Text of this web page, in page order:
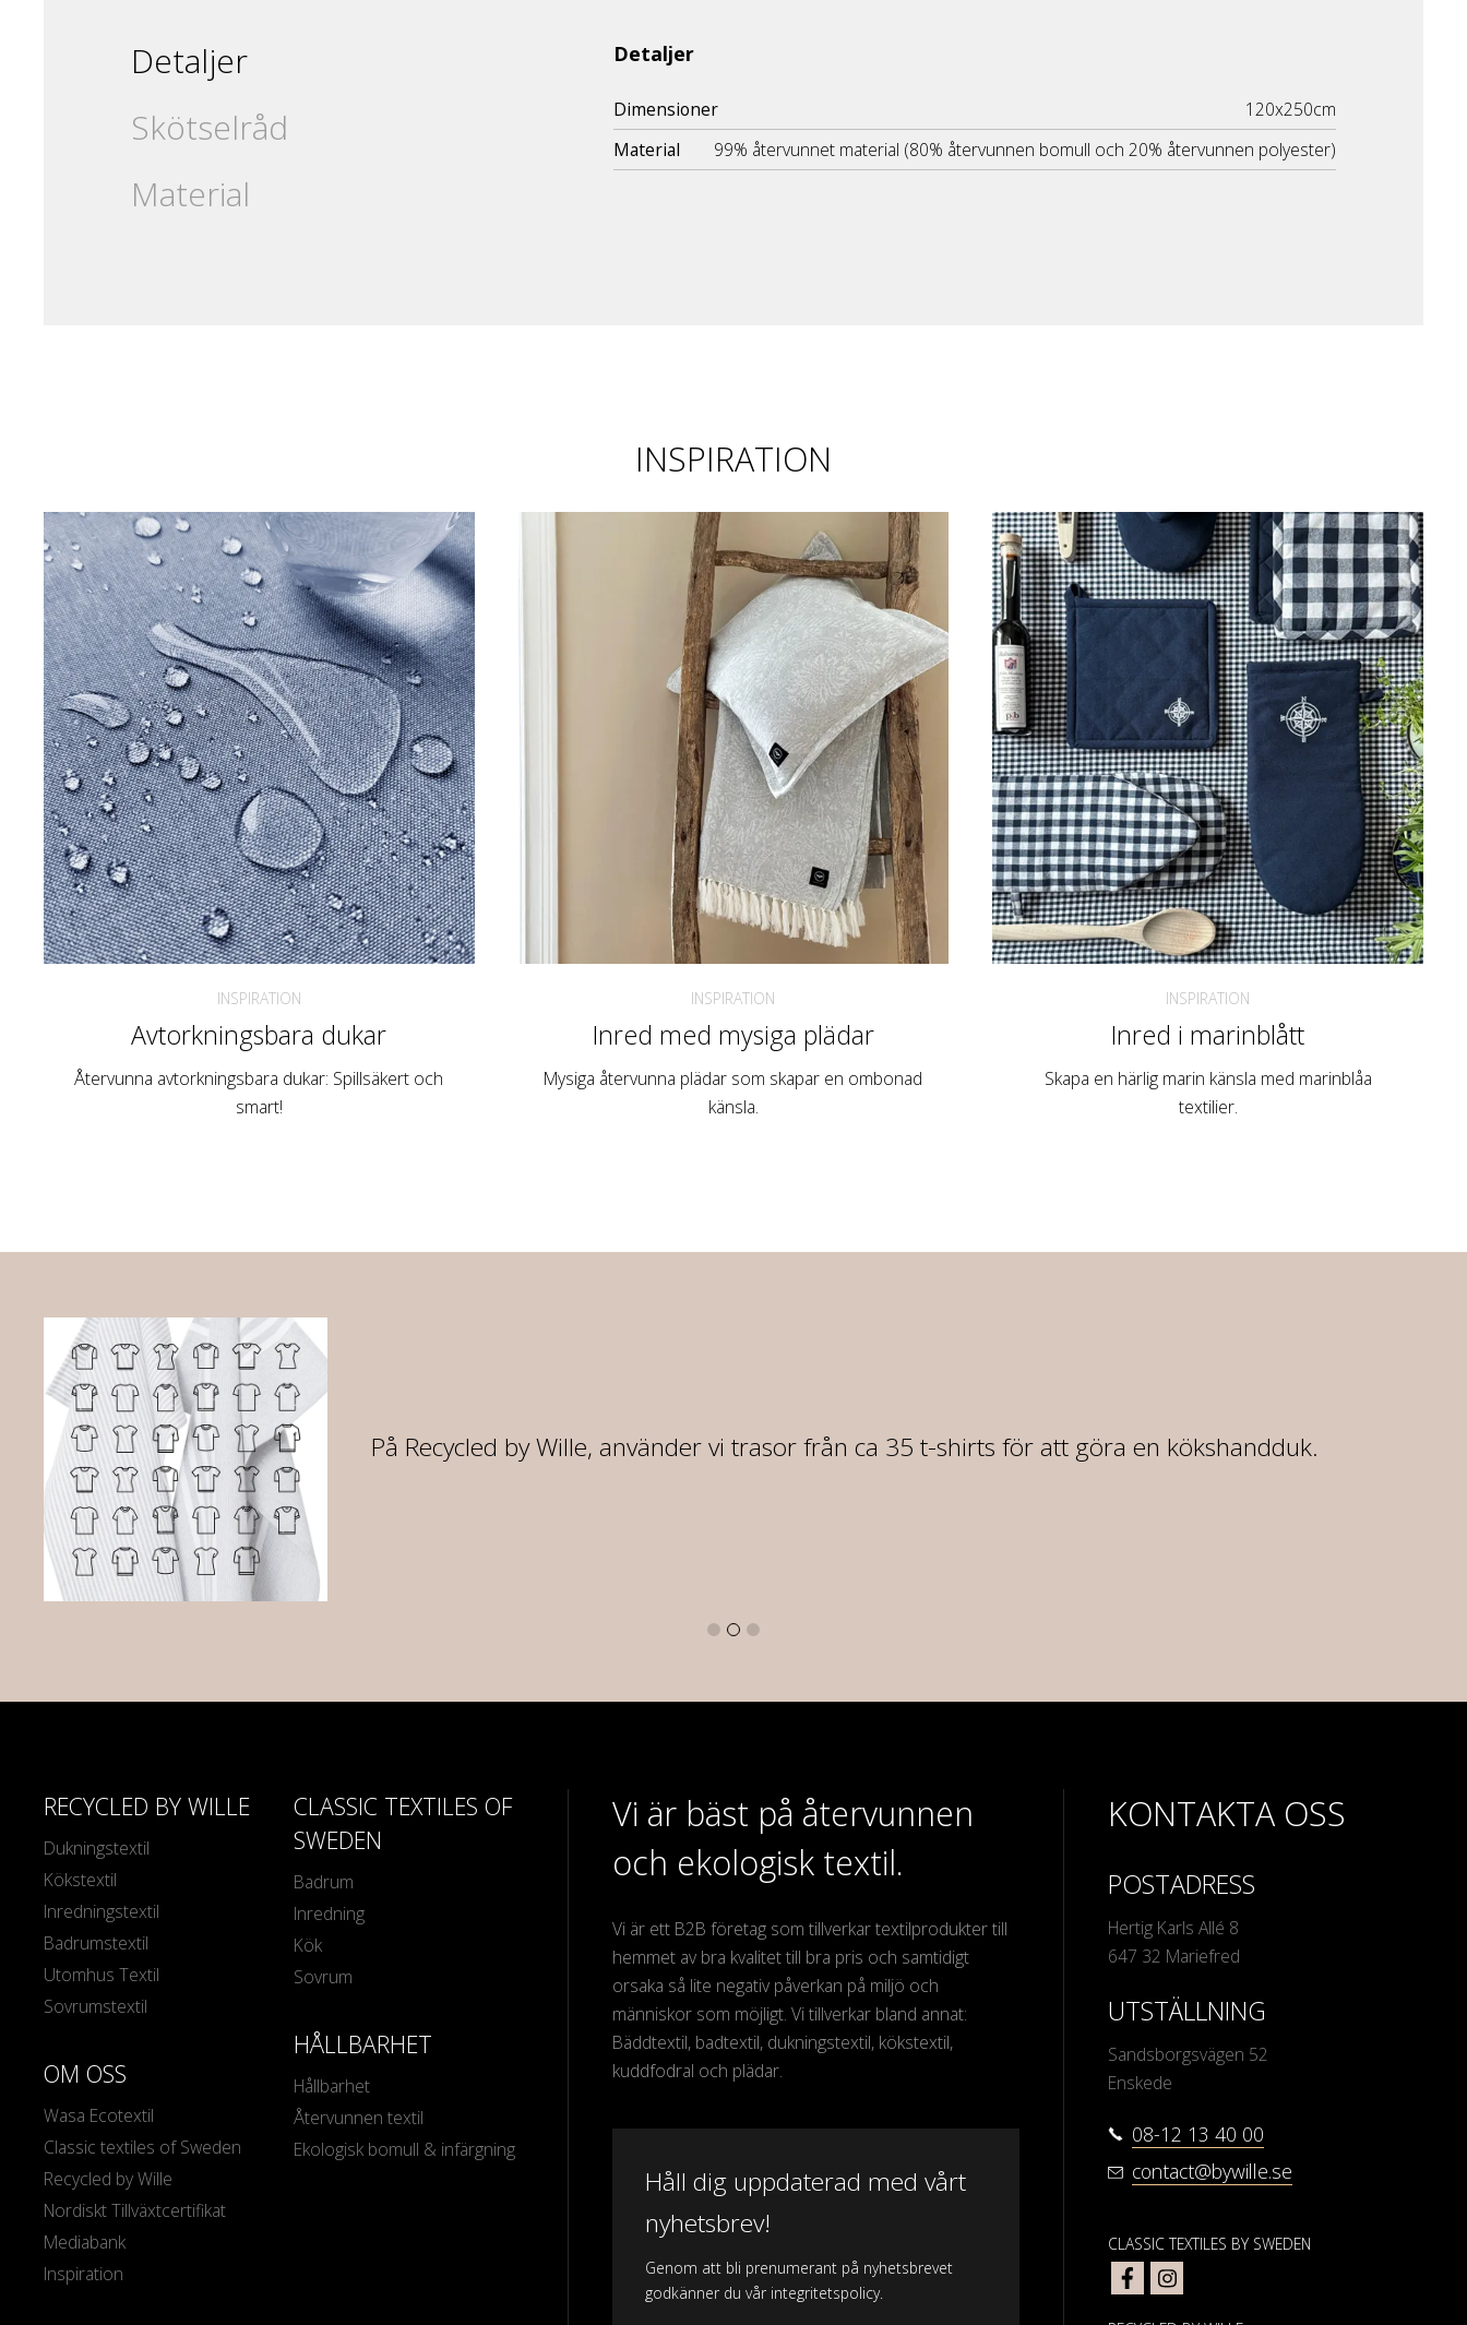
Detaljer
Skötselråd
Material
Detaljer
Dimensioner
120x250cm
Material
99% återvunnet material (80% återvunnen bomull och 20% återvunnen polyester)
INSPIRATION
INSPIRATION
Avtorkningsbara dukar
Återvunna avtorkningsbara dukar: Spillsäkert och
smart!
INSPIRATION
Inred med mysiga plädar
Mysiga återvunna plädar som skapar en ombonad
känsla.
INSPIRATION
Inred i marinblått
Skapa en härlig marin känsla med marinblåa
textilier.
På Recycled by Wille, använder vi trasor från ca 35 t-shirts för att göra en kökshandduk.
RECYCLED BY WILLE
Dukningstextil
Kökstextil
Inredningstextil
Badrumstextil
Utomhus Textil
Sovrumstextil
OM OSS
Wasa Ecotextil
Classic textiles of Sweden
Recycled by Wille
Nordiskt Tillväxtcertifikat
Mediabank
Inspiration
CLASSIC TEXTILES OF
SWEDEN
Badrum
Inredning
Kök
Sovrum
HÅLLBARHET
Hållbarhet
Återvunnen textil
Ekologisk bomull & infärgning
Vi är bäst på återvunnen
och ekologisk textil.
Vi är ett B2B företag som tillverkar textilprodukter till
hemmet av bra kvalitet till bra pris och samtidigt
orsaka så lite negativ påverkan på miljö och
människor som möjligt. Vi tillverkar bland annat:
Bäddtextil, badtextil, dukningstextil, kökstextil,
kuddfodral och plädar.
Håll dig uppdaterad med vårt
nyhetsbrev!
Genom att bli prenumerant på nyhetsbrevet
godkänner du vår integritetspolicy.
KONTAKTA OSS
POSTADRESS
Hertig Karls Allé 8
647 32 Mariefred
UTSTÄLLNING
Sandsborgsvägen 52
Enskede
08-12 13 40 00
contact@bywille.se
CLASSIC TEXTILES BY SWEDEN